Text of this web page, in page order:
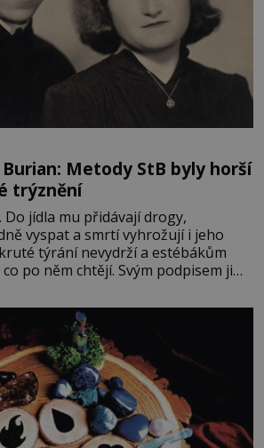
Burian: Metody StB byly horší
trýznění
Do jídla mu přidávají drogy,
vyspat a smrtí vyhrožují i jeho
týrání nevydrží a estébákům
po něm chtějí. Svým podpisem jim
nátlak. Syn brněnského řezníka